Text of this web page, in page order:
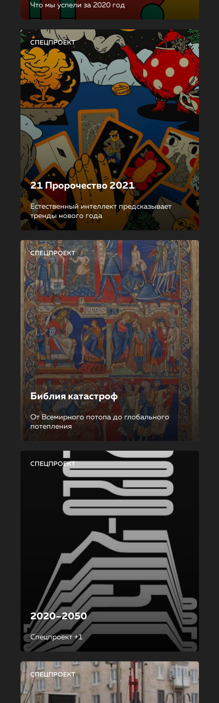
Что мы успели за 2020 год
СПЕЦПРОЕКТ
21 Пророчество 2021
Естественный интеллект предсказывает
тренды нового года
СПЕЦПРОЕКТ
Библия катастроф
От Всемирного потопа до глобального
потепления
СПЕЦПРОЕКТ
2020–2050
Спецпроект +1
СПЕЦПРОЕКТ